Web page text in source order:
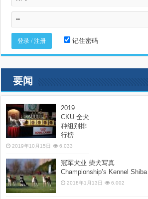
记住密码
要闻
2019
CKU 全犬
种组别排
行榜
2019年10月15日 6,033
冠军犬业 柴犬写真
Championship’s Kennel Shiba
2018年1月13日 6,002